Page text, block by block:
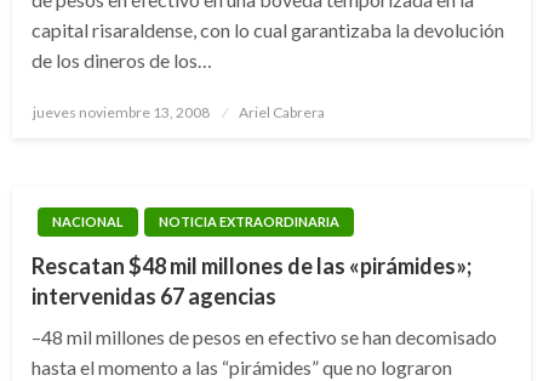
capital risaraldense, con lo cual garantizaba la devolución
de los dineros de los…
Publicado
jueves noviembre 13, 2008 Ariel Cabrera
NACIONAL NOTICIA EXTRAORDINARIA
Rescatan $48 mil millones de las «pirámides»;
intervenidas 67 agencias
–48 mil millones de pesos en efectivo se han decomisado
hasta el momento a las “pirámides” que no lograron